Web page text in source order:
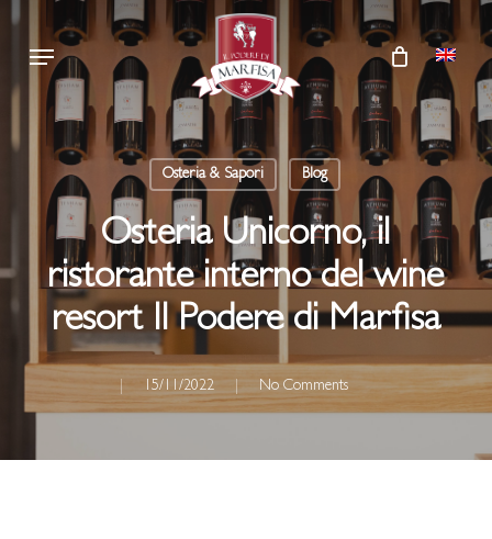
Skip
main
content
Menu
Osteria & Sapori Blog
Osteria Unicorno, il
ristorante interno del wine
resort Il Podere di Marfisa
15/11/2022 No Comments